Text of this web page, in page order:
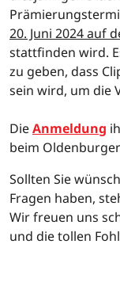
20. Juni 2024 auf
stattfinden wird.
zu geben, dass
sein wird, um die
DieAnmeldung
beim
Sollten Sie
Fragen haben,
Wir freuen uns
und die tollen